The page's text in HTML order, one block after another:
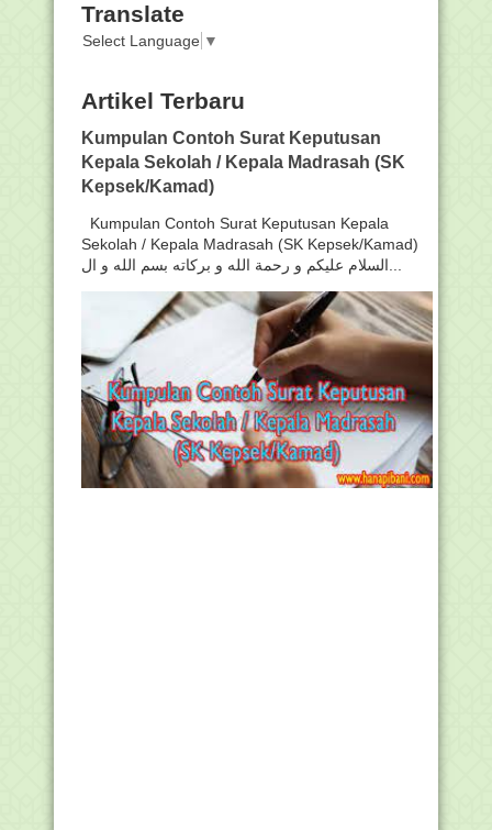
Translate
Select Language ▼
Artikel Terbaru
Kumpulan Contoh Surat Keputusan
Kepala Sekolah / Kepala Madrasah (SK
Kepsek/Kamad)
Kumpulan Contoh Surat Keputusan Kepala
Sekolah / Kepala Madrasah (SK Kepsek/Kamad)